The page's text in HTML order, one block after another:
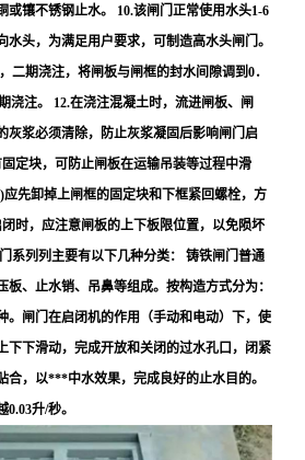
或镶不锈钢止水。 10.该闸门正常使用水头1-6
水头，为满足用户要求，可制造高水头闸门。
二期浇注，将闸板与闸框的封水间隙调到0．
浇注。 12.在浇注混凝土时，流进闸板、闸
灰浆必须清除，防止灰浆凝固后影响闸门启
定块，可防止闸板在运输吊装等过程中滑
先卸掉上闸框的固定块和下框紧回螺栓，方
时，应注意闸板的上下板限位置，以免陨坏
系列列主要有以下几种分类： 铸铁闸门普通
板、止水销、吊鼻等组成。按构造方式分为：
。闸门在启闭机的作用（手动和电动）下，使
下下滑动，完成开放和关闭的过水孔口，闭紧
合，以***中水效果，完成良好的止水目的。
升/秒。